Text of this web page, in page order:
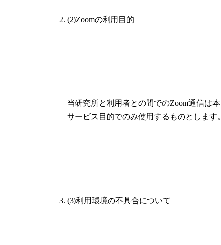
(2)Zoomの利用目的
当研究所と利用者との間でのZoom通信は本
サービス目的でのみ使用するものとします
(3)利用環境の不具合について